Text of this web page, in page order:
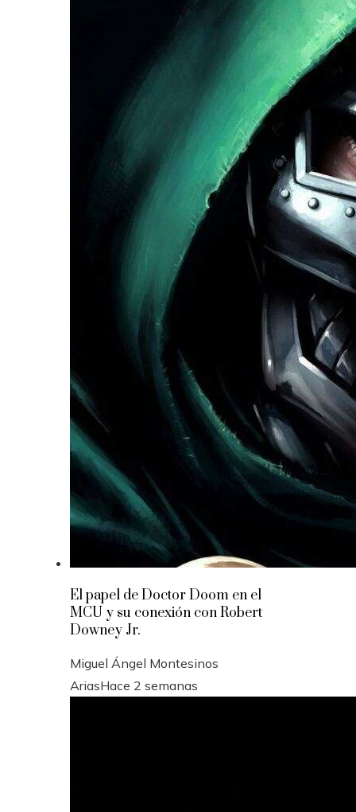
El papel de Doctor Doom en el
MCU y su conexión con Robert
Downey Jr.
Miguel Ángel Montesinos
AriasHace 2 semanas